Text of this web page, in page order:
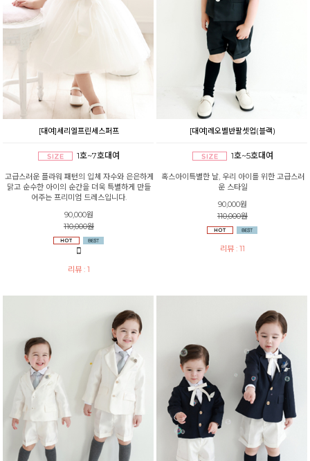
[대여]세리엘프린세스퍼프
1호~7호대여
고급스러운 플라워 패턴의 입체 자수와 은은하게
맑고 순수한 아이의 순간을 더욱 특별하게 만들
어주는 프리미엄 드레스입니다.
90,000원
110,000원
리뷰 : 1
[대여]레오벨반팔셋업(블랙)
1호~5호대여
혹스아이특별한 날, 우리 아이를 위한 고급스러
운 스타일
90,000원
110,000원
리뷰 : 11